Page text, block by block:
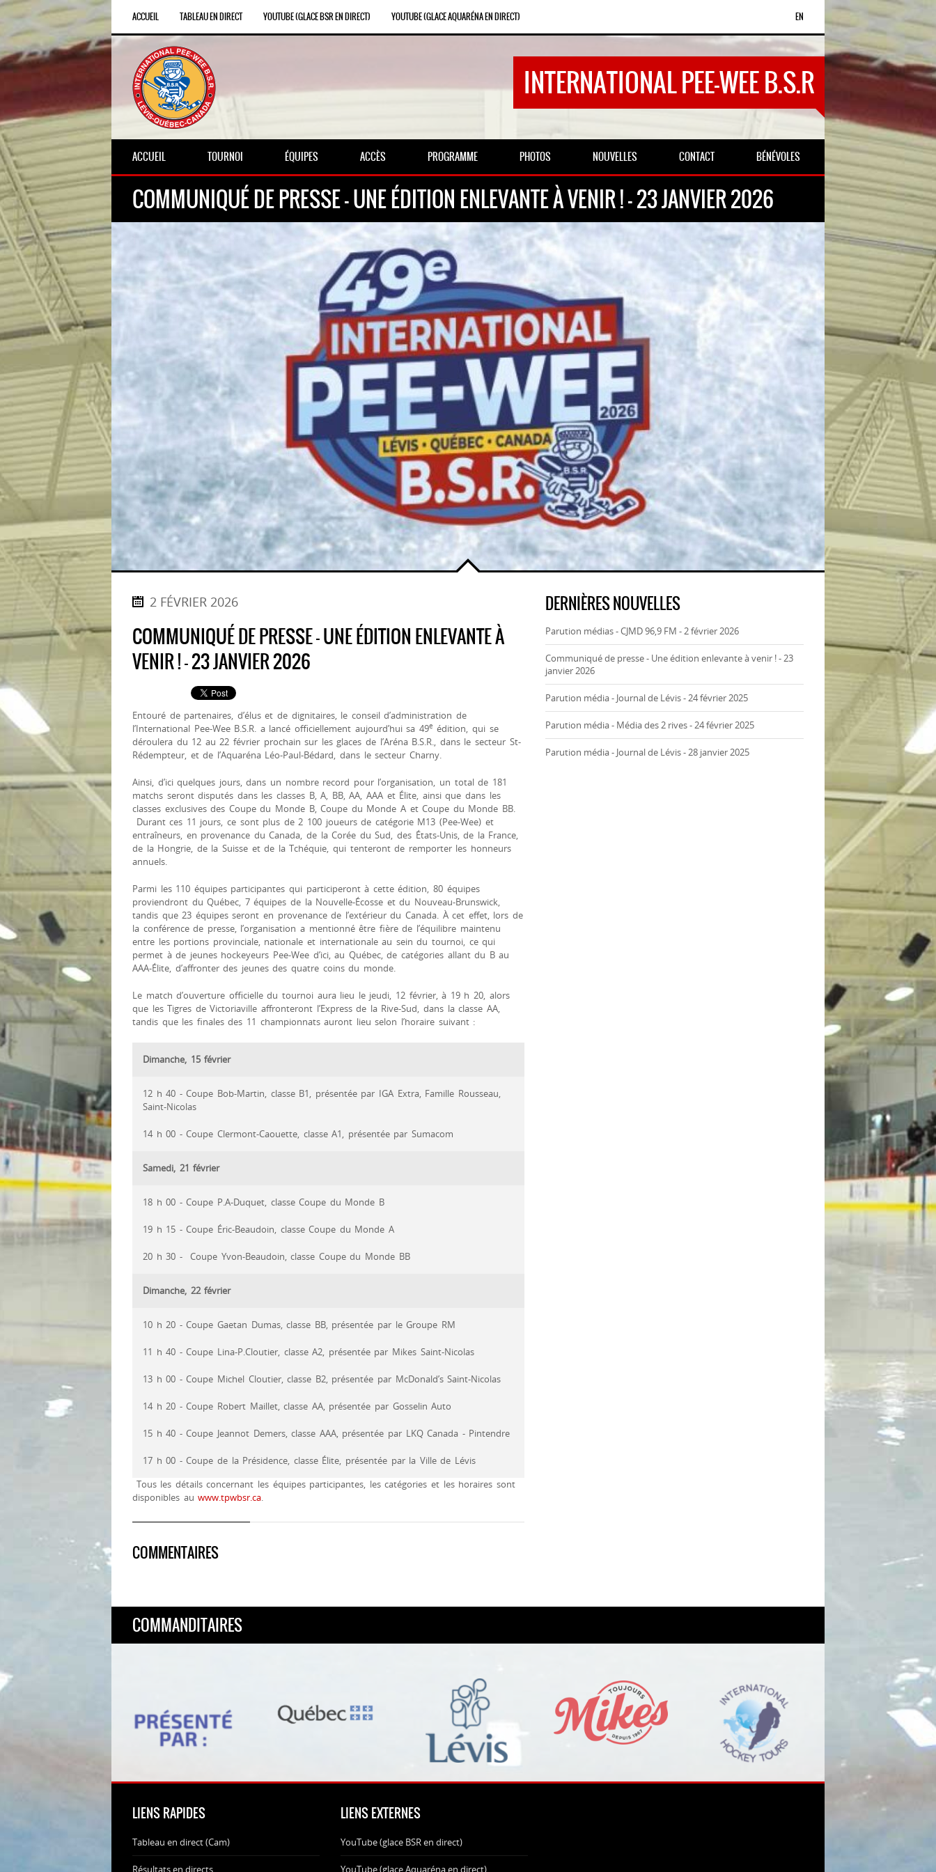
ACCUEIL TABLEAU EN DIRECT YOUTUBE (GLACE BSR EN DIRECT) YOUTUBE (GLACE AQUARÉNA EN DIRECT) EN
INTERNATIONAL PEE-WEE B.S.R
ACCUEIL TOURNOI ÉQUIPES ACCÈS PROGRAMME PHOTOS NOUVELLES CONTACT BÉNÉVOLES
COMMUNIQUÉ DE PRESSE - UNE ÉDITION ENLEVANTE À VENIR ! - 23 JANVIER 2026
2 FÉVRIER 2026
COMMUNIQUÉ DE PRESSE - UNE ÉDITION ENLEVANTE À
VENIR ! - 23 JANVIER 2026
Entouré de partenaires, d’élus et de dignitaires, le conseil d’administration de
l’International Pee-Wee B.S.R. a lancé officiellement aujourd’hui sa 49e édition, qui se
déroulera du 12 au 22 février prochain sur les glaces de l’Aréna B.S.R., dans le secteur St-
Rédempteur, et de l’Aquaréna Léo-Paul-Bédard, dans le secteur Charny.
Ainsi, d’ici quelques jours, dans un nombre record pour l’organisation, un total de 181
matchs seront disputés dans les classes B, A, BB, AA, AAA et Élite, ainsi que dans les
classes exclusives des Coupe du Monde B, Coupe du Monde A et Coupe du Monde BB.
Durant ces 11 jours, ce sont plus de 2 100 joueurs de catégorie M13 (Pee-Wee) et
entraîneurs, en provenance du Canada, de la Corée du Sud, des États-Unis, de la France,
de la Hongrie, de la Suisse et de la Tchéquie, qui tenteront de remporter les honneurs
annuels.
Parmi les 110 équipes participantes qui participeront à cette édition, 80 équipes
proviendront du Québec, 7 équipes de la Nouvelle-Écosse et du Nouveau-Brunswick,
tandis que 23 équipes seront en provenance de l’extérieur du Canada. À cet effet, lors de
la conférence de presse, l’organisation a mentionné être fière de l’équilibre maintenu
entre les portions provinciale, nationale et internationale au sein du tournoi, ce qui
permet à de jeunes hockeyeurs Pee-Wee d’ici, au Québec, de catégories allant du B au
AAA-Élite, d’affronter des jeunes des quatre coins du monde.
Le match d’ouverture officielle du tournoi aura lieu le jeudi, 12 février, à 19 h 20, alors
que les Tigres de Victoriaville affronteront l’Express de la Rive-Sud, dans la classe AA,
tandis que les finales des 11 championnats auront lieu selon l’horaire suivant :
Dimanche, 15 février
12 h 40 - Coupe Bob-Martin, classe B1, présentée par IGA Extra, Famille Rousseau,
Saint-Nicolas
14 h 00 - Coupe Clermont-Caouette, classe A1, présentée par Sumacom
Samedi, 21 février
18 h 00 - Coupe P.A-Duquet, classe Coupe du Monde B
19 h 15 - Coupe Éric-Beaudoin, classe Coupe du Monde A
20 h 30 - Coupe Yvon-Beaudoin, classe Coupe du Monde BB
Dimanche, 22 février
10 h 20 - Coupe Gaetan Dumas, classe BB, présentée par le Groupe RM
11 h 40 - Coupe Lina-P.Cloutier, classe A2, présentée par Mikes Saint-Nicolas
13 h 00 - Coupe Michel Cloutier, classe B2, présentée par McDonald’s Saint-Nicolas
14 h 20 - Coupe Robert Maillet, classe AA, présentée par Gosselin Auto
15 h 40 - Coupe Jeannot Demers, classe AAA, présentée par LKQ Canada - Pintendre
17 h 00 - Coupe de la Présidence, classe Élite, présentée par la Ville de Lévis
Tous les détails concernant les équipes participantes, les catégories et les horaires sont
disponibles auwww.tpwbsr.ca.
COMMENTAIRES
DERNIÈRES NOUVELLES
Parution médias - CJMD 96,9 FM - 2 février 2026
Communiqué de presse - Une édition enlevante à venir ! - 23
janvier 2026
Parution média - Journal de Lévis - 24 février 2025
Parution média - Média des 2 rives - 24 février 2025
Parution média - Journal de Lévis - 28 janvier 2025
COMMANDITAIRES
LIENS RAPIDES
Tableau en direct (Cam)
Résultats en directs
LIENS EXTERNES
YouTube (glace BSR en direct)
YouTube (glace Aquaréna en direct)